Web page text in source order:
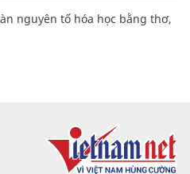
nguyên tố hóa học bằng thơ,